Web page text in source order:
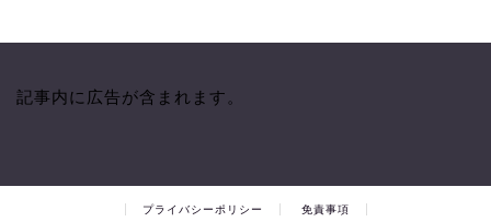
記事内に広告が含まれます。
プライバシーポリシー 免責事項